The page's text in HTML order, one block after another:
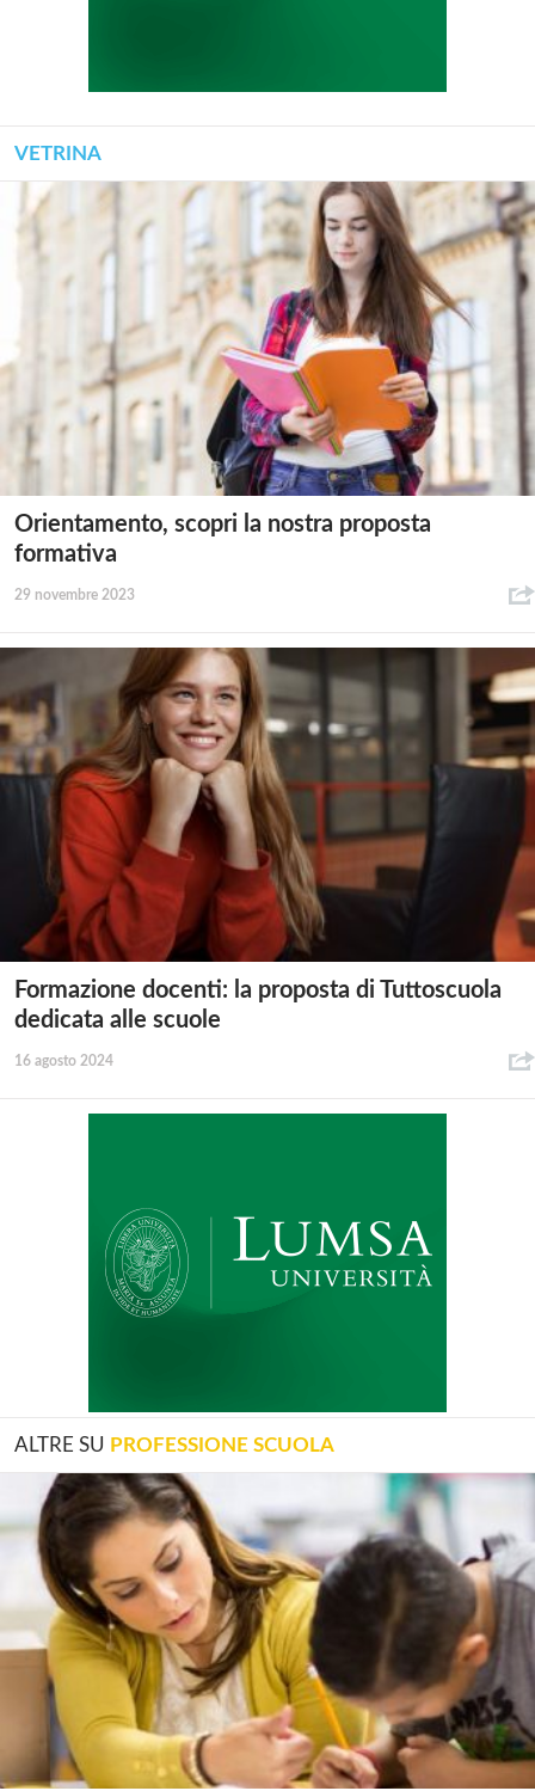
VETRINA
Orientamento, scopri la nostra proposta
formativa
29 novembre 2023
Formazione docenti: la proposta di Tuttoscuola
dedicata alle scuole
16 agosto 2024
ALTRE SU PROFESSIONE SCUOLA